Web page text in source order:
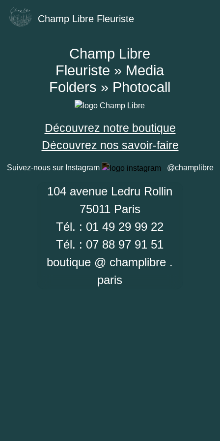
Champ Libre Fleuriste
Champ Libre
Fleuriste » Media
Folders » Photocall
Découvrez notre boutique
Découvrez nos savoir-faire
Suivez-nous sur Instagram @champlibre
104 avenue Ledru Rollin
75011 Paris
Tél. : 01 49 29 99 22
Tél. : 07 88 97 91 51
boutique @ champlibre .
paris